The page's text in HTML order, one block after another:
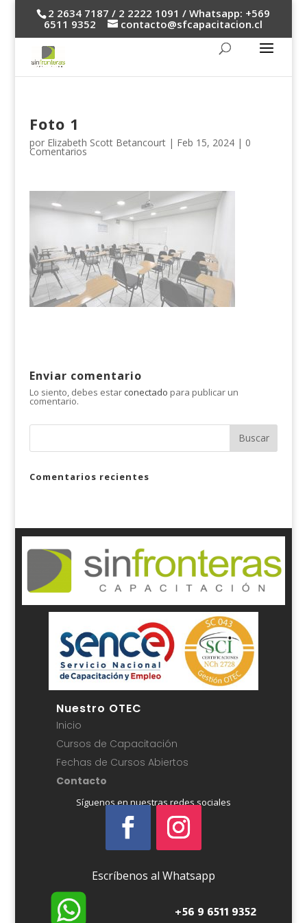
2 2634 7187 / 2 2222 1091 / Whatsapp: +569
6511 9352
contacto@sfcapacitacion.cl
Foto 1
por Elizabeth Scott Betancourt| Feb 15, 2024| 0
Comentarios
Enviar comentario
Lo siento, debes estar conectado para publicar un
comentario.
Comentarios recientes
Nuestro OTEC
Inicio
Cursos de Capacitación
Fechas de Cursos Abiertos
Contacto
Síguenos en nuestras redes sociales
Escríbenos al Whatsapp
+56 9 6511 9352